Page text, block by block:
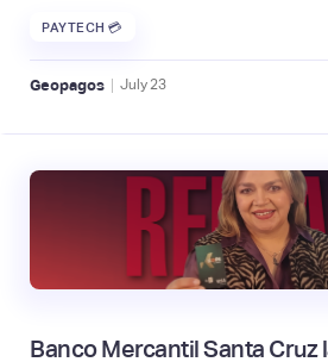
PAYTECH 💳
Geopagos | July23
Banco Mercantil Santa Cruz